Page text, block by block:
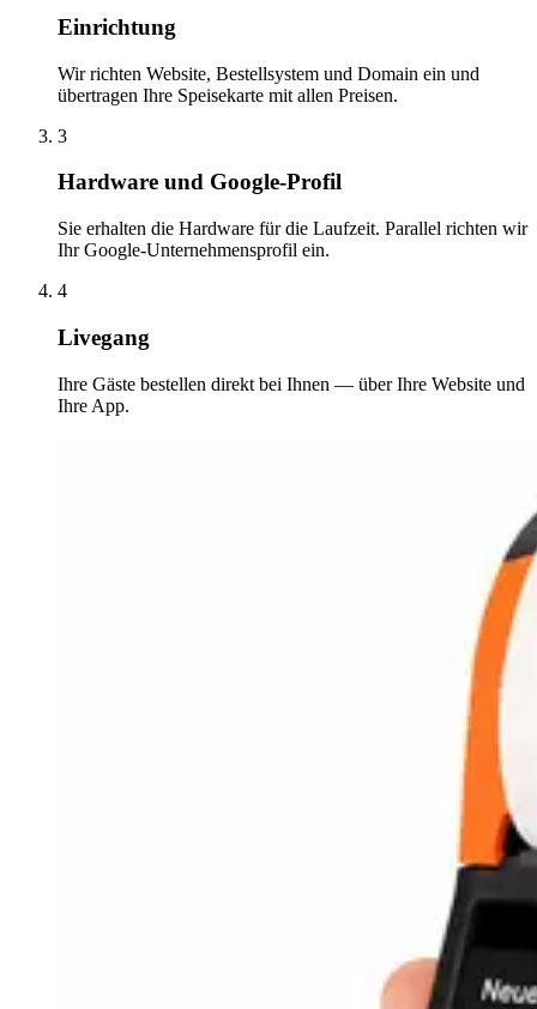
Einrichtung
Wir richten Website, Bestellsystem und Domain ein und
übertragen Ihre Speisekarte mit allen Preisen.
3
Hardware und Google-Profil
Sie erhalten die Hardware für die Laufzeit. Parallel richten wir
Ihr Google-Unternehmensprofil ein.
4
Livegang
Ihre Gäste bestellen direkt bei Ihnen — über Ihre Website und
Ihre App.